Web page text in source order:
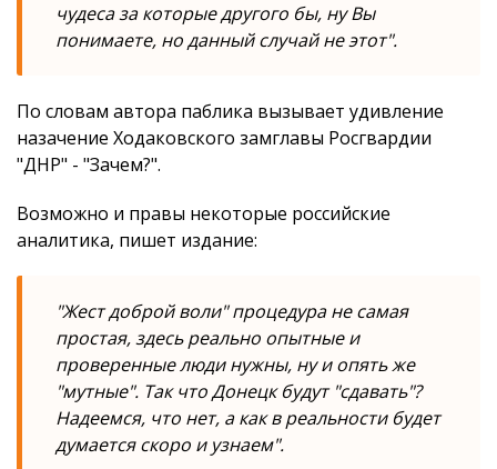
чудеса за которые другого бы, ну Вы
понимаете, но данный случай не этот".
По словам автора паблика вызывает удивление
назачение Ходаковского замглавы Росгвардии
"ДНР" - "Зачем?".
Возможно и правы некоторые российские
аналитика, пишет издание:
"Жест доброй воли" процедура не самая
простая, здесь реально опытные и
проверенные люди нужны, ну и опять же
"мутные". Так что Донецк будут "сдавать"?
Надеемся, что нет, а как в реальности будет
думается скоро и узнаем".